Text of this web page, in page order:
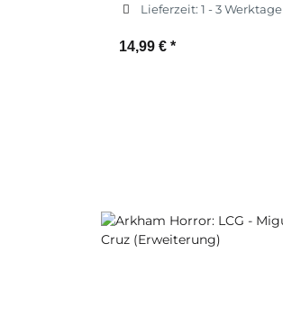
Lieferzeit:1 - 3 Werktage
14,99 € *